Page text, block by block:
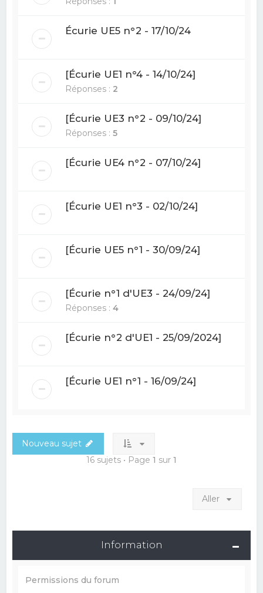
Écurie UE5 n°2 - 17/10/24
[Écurie UE1 n°4 - 14/10/24]
Réponses : 2
[Écurie UE3 n°2 - 09/10/24]
Réponses :5
[Écurie UE4 n°2 - 07/10/24]
[Écurie UE1 n°3 - 02/10/24]
[Écurie UE5 n°1 - 30/09/24]
[Écurie n°1 d'UE3 - 24/09/24]
Réponses :4
[Écurie n°2 d'UE1 - 25/09/2024]
[Écurie UE1 n°1 - 16/09/24]
Nouveau sujet
16 sujets • Page 1 sur 1
Aller
Information
Permissions du forum